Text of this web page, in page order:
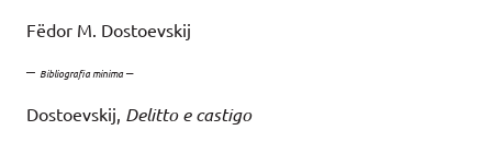
Fëdor M. Dostoevskij
– Bibliografia minima–
Dostoevskij, Delitto e castigo